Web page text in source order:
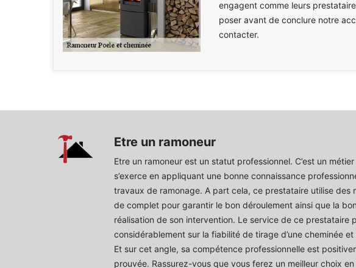
engagent comme leurs
poser avant de conclure notre
contacter.
Etre un ramoneur
Etre un ramoneur est un statut professionnel. C’est un
s’exerce en appliquant une bonne connaissance
travaux de ramonage. A part cela, ce prestataire utilise des
de complet pour garantir le bon déroulement ainsi que la
réalisation de son intervention. Le service de ce prestataire
considérablement sur la fiabilité de tirage d’une cheminée et
Et sur cet angle, sa compétence professionnelle est
prouvée. Rassurez-vous que vous ferez un meilleur choix